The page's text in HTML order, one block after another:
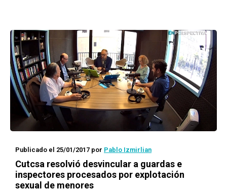
Publicado el 25/01/2017 por Pablo Izmirlian
Cutcsa resolvió desvincular a guardas e
inspectores procesados por explotación
sexual de menores